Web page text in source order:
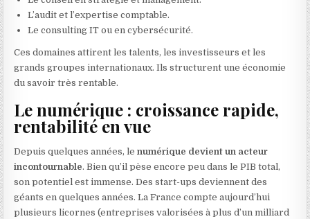
L’audit et l’expertise comptable.
Le consulting IT ou en cybersécurité.
Ces domaines attirent les talents, les investisseurs et les
grands groupes internationaux. Ils structurent une économie
du savoir très rentable.
Le numérique : croissance rapide,
rentabilité en vue
Depuis quelques années, lenumérique devient un acteur
incontournable. Bien qu’il pèse encore peu dans le PIB total,
son potentiel est immense. Des start-ups deviennent des
géants en quelques années. La France compte aujourd’hui
plusieurs licornes (entreprises valorisées à plus d’un milliard